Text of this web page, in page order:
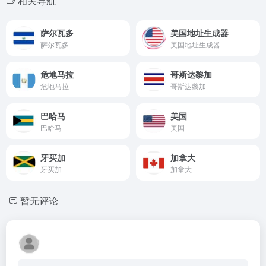
萨尔瓦多
萨尔瓦多
美国地址生成器
美国地址生成器
危地马拉
危地马拉
哥斯达黎加
哥斯达黎加
巴哈马
巴哈马
美国
美国
牙买加
牙买加
加拿大
加拿大
暂无评论